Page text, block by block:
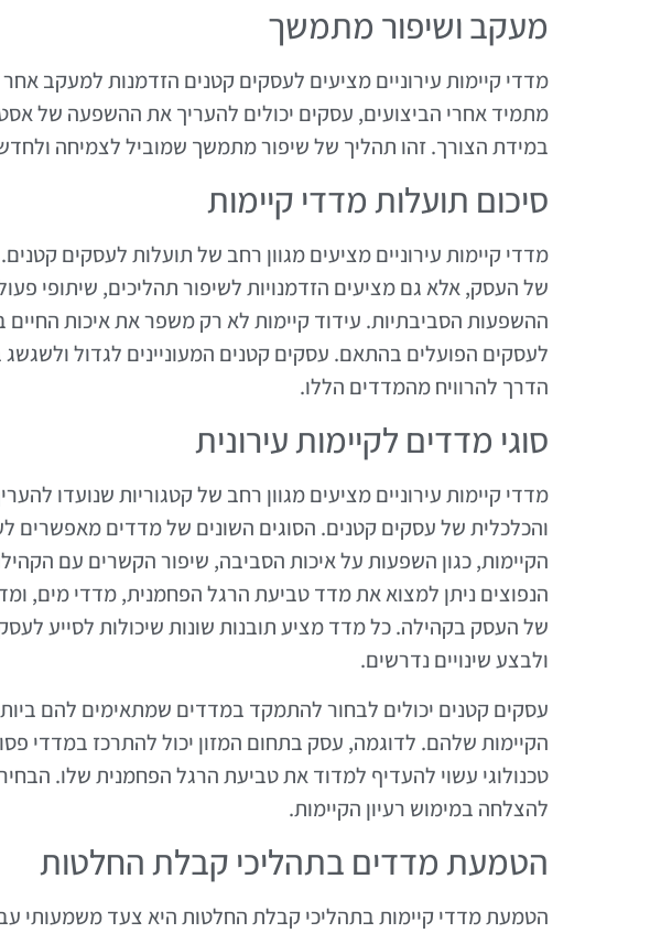
מעקב ושיפור מתמשך
מדדי קיימות עירוניים מציעים לעסקים קטנים הזדמנות למעקב
מתמיד אחרי הביצועים, עסקים יכולים להעריך את ההשפעה של
במידת הצורך. זהו תהליך של שיפור מתמשך שמוביל לצמיחה
סיכום תועלות מדדי קיימות
מדדי קיימות עירוניים מציעים מגוון רחב של תועלות לעסקים
של העסק, אלא גם מציעים הזדמנויות לשיפור תהליכים, שיתופי
ההשפעות הסביבתיות. עידוד קיימות לא רק משפר את איכות החיים
לעסקים הפועלים בהתאם. עסקים קטנים המעוניינים לגדול
הדרך להרוויח מהמדדים הללו.
סוגי מדדים לקיימות עירונית
מדדי קיימות עירוניים מציעים מגוון רחב של קטגוריות שנועדו
והכלכלית של עסקים קטנים. הסוגים השונים של מדדים
הקיימות, כגון השפעות על איכות הסביבה, שיפור הקשרים עם
הנפוצים ניתן למצוא את מדד טביעת הרגל הפחמנית, מדדי מים,
של העסק בקהילה. כל מדד מציע תובנות שונות שיכולות לסייע
ולבצע שינויים נדרשים.
עסקים קטנים יכולים לבחור להתמקד במדדים שמתאימים להם
הקיימות שלהם. לדוגמה, עסק בתחום המזון יכול להתרכז במדדי
טכנולוגי עשוי להעדיף למדוד את טביעת הרגל הפחמנית שלו.
להצלחה במימוש רעיון הקיימות.
הטמעת מדדים בתהליכי קבלת החלטות
הטמעת מדדי קיימות בתהליכי קבלת החלטות היא צעד משמעותי